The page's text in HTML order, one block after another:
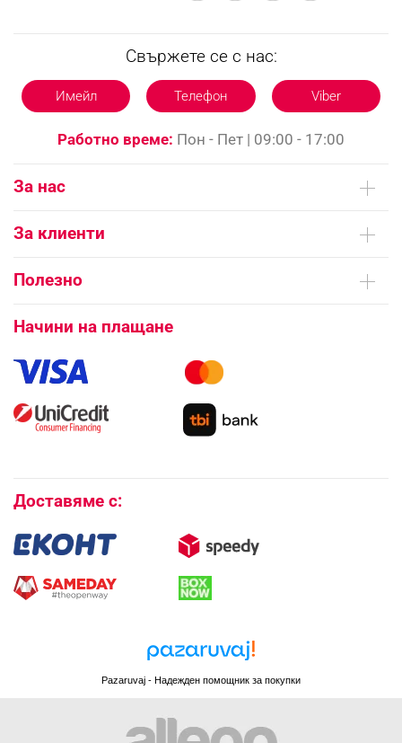
Свържете се с нас:
Имейл Телефон Viber
Работно време: Пон - Пет | 09:00 - 17:00
За нас
Сервизни центрове
За клиенти
Платформа за ОРС
Монтаж на климатици
Условия за връщане
Полезно
Как да използвам промокод?
Как да се абонирам за имейл бюлетина?
Начини на плащане
Доставяме с:
Pazaruvaj - Надежден помощник за покупки